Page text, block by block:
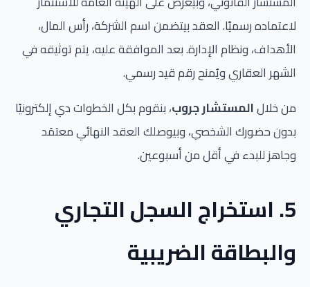
لاعتماده رسميًا. العقد بيتضمن اسم الشركة، رأس المال،
الأهداف، ونظام الإدارة. بعد الموافقة عليه، يتم توثيقه في
الشهر العقاري ويُمنح رقم قيد رسمي.
من خلالالمستشار جروب، بنقوم بكل الخطوات دي إلكترونيًا
بدون حضورك الشخصي، وبيوصلك العقد النهائي معتمَد
وجاهز للبدء في أقل من أسبوعين.
5. استخراج السجل التجاري
والبطاقة الضريبية